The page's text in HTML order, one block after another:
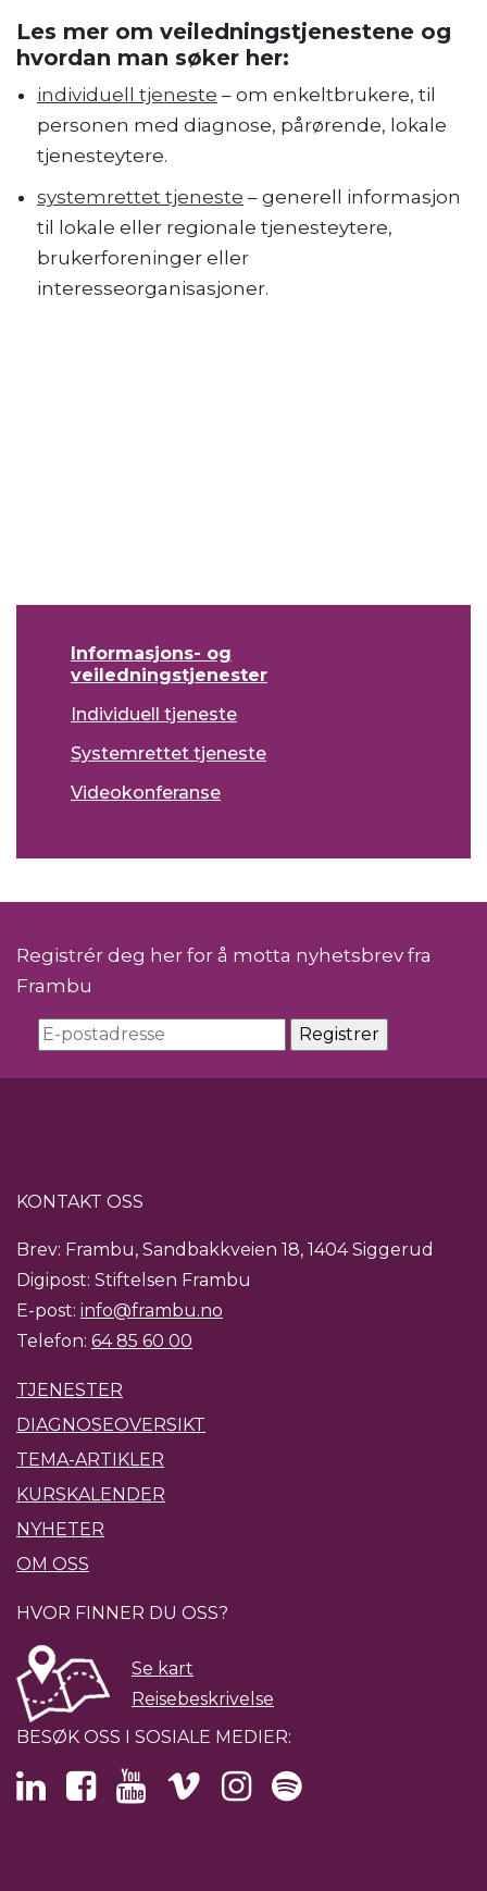
Informasjons- og
veiledningstjenester
Individuell tjeneste
Systemrettet tjeneste
Videokonferanse
Les mer om veiledningstjenestene og
hvordan man søker her:
individuell tjeneste – om enkeltbrukere, til
personen med diagnose, pårørende, lokale
tjenesteytere.
systemrettet tjeneste – generell informasjon
til lokale eller regionale tjenesteytere,
brukerforeninger eller
interesseorganisasjoner.
Registrér deg her for å motta nyhetsbrev fra
Frambu
KONTAKT OSS
Brev: Frambu, Sandbakkveien 18, 1404 Siggerud
Digipost: Stiftelsen Frambu
E-post: info@frambu.no
Telefon: 64 85 60 00
TJENESTER
DIAGNOSEOVERSIKT
TEMA-ARTIKLER
KURSKALENDER
NYHETER
OM OSS
HVOR FINNER DU OSS?
Se kart
Reisebeskrivelse
BESØK OSS I SOSIALE MEDIER: